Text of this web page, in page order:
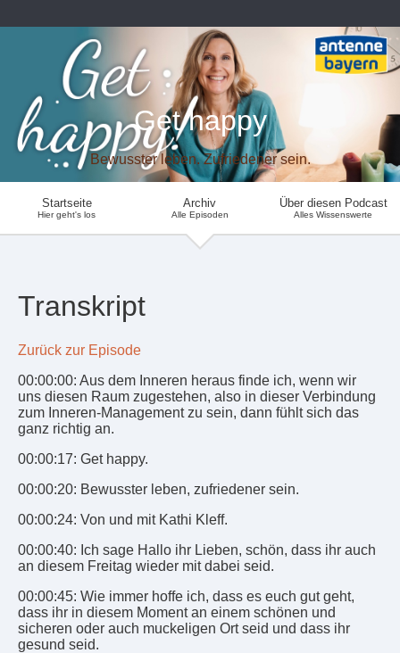
Get happy
Bewusster leben. Zufriedener sein.
Startseite
Hier geht's los
Archiv
Alle Episoden
Über diesen Podcast
Alles Wissenswerte
Transkript
Zurück zur Episode
00:00:00: Aus dem Inneren heraus finde ich, wenn wir
uns diesen Raum zugestehen, also in dieser Verbindung
zum Inneren-Management zu sein, dann fühlt sich das
ganz richtig an.
00:00:17: Get happy.
00:00:20: Bewusster leben, zufriedener sein.
00:00:24: Von und mit Kathi Kleff.
00:00:40: Ich sage Hallo ihr Lieben, schön, dass ihr auch
an diesem Freitag wieder mit dabei seid.
00:00:45: Wie immer hoffe ich, dass es euch gut geht,
dass ihr in diesem Moment an einem schönen und
sicheren oder auch muckeligen Ort seid und dass ihr
gesund seid.